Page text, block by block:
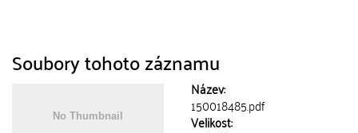
Soubory tohoto záznamu
Název:
150018485.pdf
Velikost: